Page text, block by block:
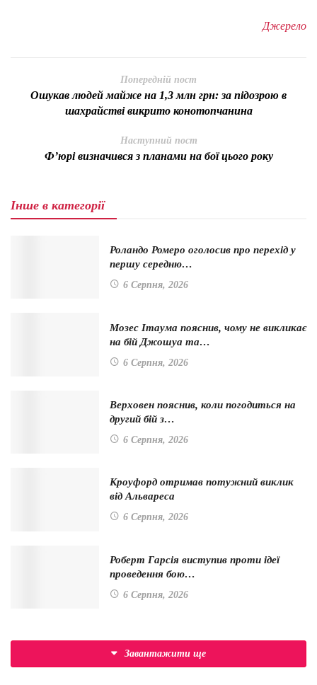
Джерело
Попередній пост
Ошукав людей майже на 1,3 млн грн: за підозрою в
шахрайстві викрито конотопчанина
Наступний пост
Ф’юрі визначився з планами на бої цього року
Інше в категорії
Роландо Ромеро оголосив про перехід у
першу середню…
6 Серпня, 2026
Мозес Ітаума пояснив, чому не викликає
на бій Джошуа та…
6 Серпня, 2026
Верховен пояснив, коли погодиться на
другий бій з…
6 Серпня, 2026
Кроуфорд отримав потужний виклик
від Альвареса
6 Серпня, 2026
Роберт Гарсія виступив проти ідеї
проведення бою…
6 Серпня, 2026
Завантажити ще